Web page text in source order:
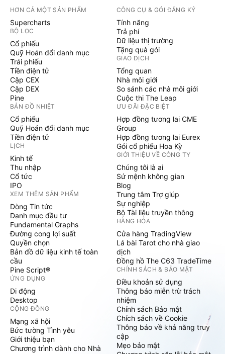
HƠN CẢ MỘT SẢN PHẨM
Supercharts
BỘ LỌC
Cổ phiếu
Quỹ Hoán đổi danh mục
Trái phiếu
Tiền điện tử
Cặp CEX
Cặp DEX
Pine
BẢN ĐỒ NHIỆT
Cổ phiếu
Quỹ Hoán đổi danh mục
Tiền điện tử
LỊCH
Kinh tế
Thu nhập
Cổ tức
IPO
XEM THÊM SẢN PHẨM
Dòng Tin tức
Danh mục đầu tư
Fundamental Graphs
Đường cong lợi suất
Quyền chọn
Bản đồ dữ liệu kinh tế toàn
cầu
Pine Script®
ỨNG DỤNG
Di động
Desktop
CỘNG ĐỒNG
Mạng xã hội
Bức tường Tình yêu
Giới thiệu bạn
Chương trình dành cho Nhà
CÔNG CỤ & GÓI ĐĂNG KÝ
Tính năng
Trả phí
Dữ liệu thị trường
Tặng quà gói
GIAO DỊCH
Tổng quan
Nhà môi giới
So sánh các nhà môi giới
Cuộc thi The Leap
ƯU ĐÃI ĐẶC BIỆT
Hợp đồng tương lai CME
Group
Hợp đồng tương lai Eurex
Gói cổ phiếu Hoa Kỳ
GIỚI THIỆU VỀ CÔNG TY
Chúng tôi là ai
Sứ mệnh không gian
Blog
Trung tâm Trợ giúp
Sự nghiệp
Bộ Tài liệu truyền thông
HÀNG HÓA
Cửa hàng TradingView
Lá bài Tarot cho nhà giao
dịch
Đồng hồ The C63 TradeTime
CHÍNH SÁCH & BẢO MẬT
Điều khoản sử dụng
Thông báo miễn trừ trách
nhiệm
Chính sách Bảo mật
Chích sách về Cookie
Thông báo về khả năng truy
cập
Mẹo bảo mật